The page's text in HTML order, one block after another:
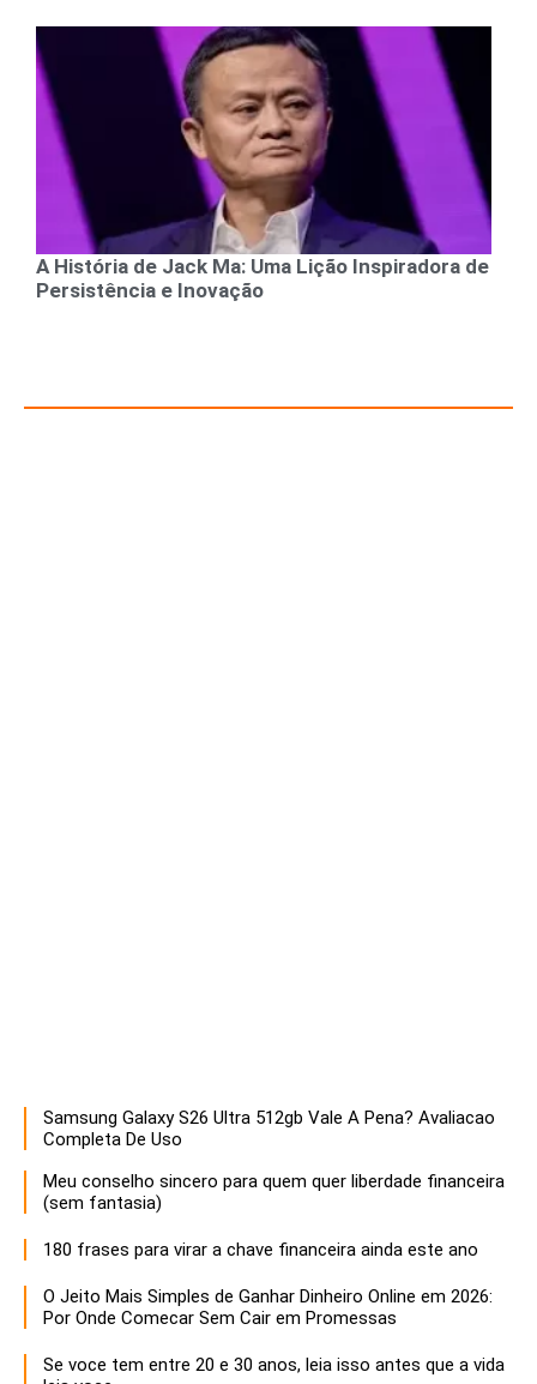
A História de Jack Ma: Uma Lição Inspiradora de
Persistência e Inovação
Samsung Galaxy S26 Ultra 512gb Vale A Pena? Avaliacao
Completa De Uso
Meu conselho sincero para quem quer liberdade financeira
(sem fantasia)
180 frases para virar a chave financeira ainda este ano
O Jeito Mais Simples de Ganhar Dinheiro Online em 2026:
Por Onde Comecar Sem Cair em Promessas
Se voce tem entre 20 e 30 anos, leia isso antes que a vida